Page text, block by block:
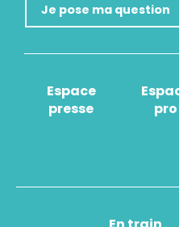
Je pose ma question
Espace
presse
pro